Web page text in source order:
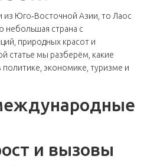
из Юго‑Восточной Азии, то Лаос
небольшая страна с
природных красот и
статье мы разберём, какие
политике, экономике, туризме и
и вызовы